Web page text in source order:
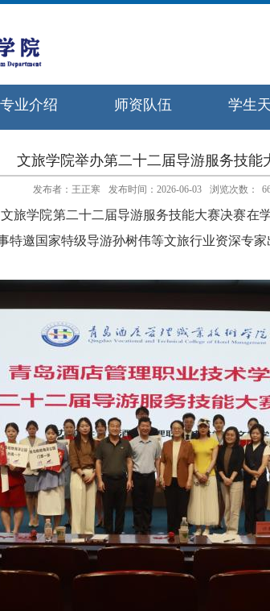
专业介绍 师资队伍 学生
文旅学院举办第二十二届导游服务技能
发布者：王正寒 发布时间：2026-06-03 浏览次数：
旅学院第二十二届导游服务技能大赛决赛在
邀国家特级导游孙树伟等文旅行业资深专家